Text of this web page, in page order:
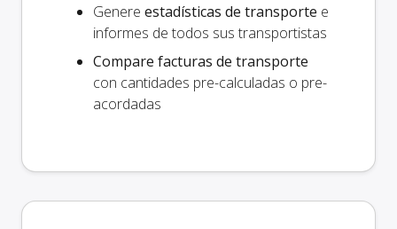
Genere estadísticas de transporte e
informes de todos sus transportistas
Compare facturas de transporte
con cantidades pre-calculadas o pre-
acordadas